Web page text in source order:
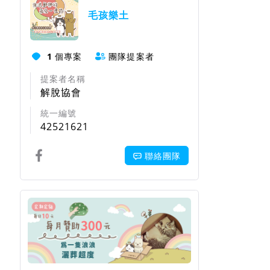
毛孩樂土
1 個專案
團隊提案者
提案者名稱
解脫協會
統一編號
42521621
聯絡團隊
回饋項目